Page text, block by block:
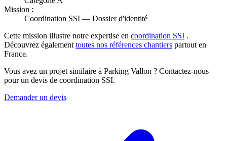
Mission :
Coordination SSI — Dossier d'identité
Cette mission illustre notre expertise en coordination SSI .
Découvrez également toutes nos références chantiers partout en
France.
Vous avez un projet similaire à Parking Vallon ? Contactez-nous
pour un devis de coordination SSI.
Demander un devis